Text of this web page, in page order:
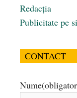
Redacția
Publicitate pe
CONTACT
Nume